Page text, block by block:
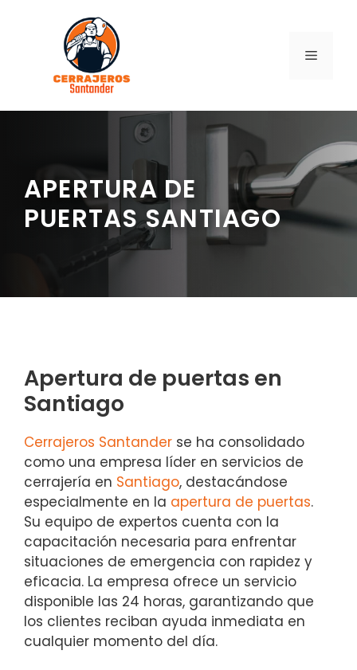
contenido
MENÚ
APERTURA DE
PUERTAS SANTIAGO
Apertura de puertas en
Santiago
Cerrajeros Santander se ha consolidado
como una empresa líder en servicios de
cerrajería en Santiago, destacándose
especialmente en la apertura de puertas.
Su equipo de expertos cuenta con la
capacitación necesaria para enfrentar
situaciones de emergencia con rapidez y
eficacia. La empresa ofrece un servicio
disponible las 24 horas, garantizando que
los clientes reciban ayuda inmediata en
cualquier momento del día.